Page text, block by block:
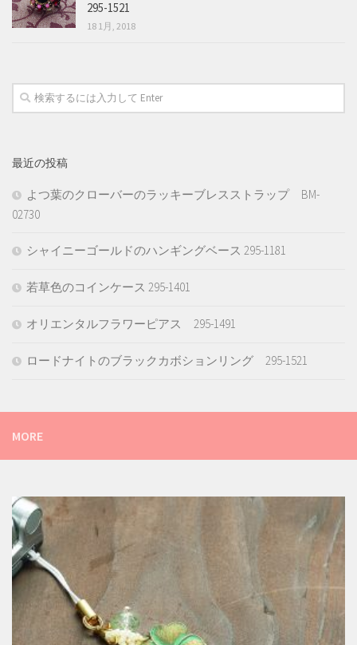
295-1521
18 1月, 2018
最近の投稿
よつ葉のクローバーのラッキーブレスストラップ BM-
02730
シャイニーゴールドのハンギングベース 295-1181
若草色のコインケース 295-1401
オリエンタルフラワーピアス 295-1491
ロードナイトのブラックカボションリング 295-1521
MORE